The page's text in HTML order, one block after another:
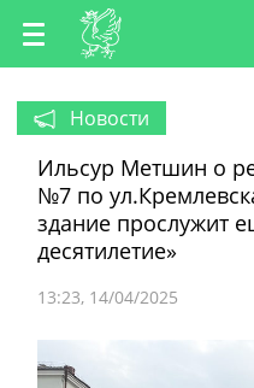
RU
EN
Новости
Ильсур Метшин о
№7 по
здание прослужит
десятилетие»
13:23 14/04/2025